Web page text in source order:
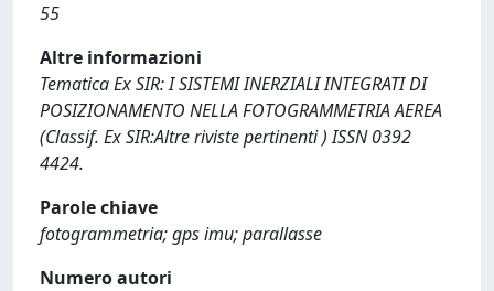
55
Altre informazioni
Tematica Ex SIR: I SISTEMI INERZIALI INTEGRATI DI
POSIZIONAMENTO NELLA FOTOGRAMMETRIA AEREA
(Classif. Ex SIR:Altre riviste pertinenti ) ISSN 0392
4424.
Parole chiave
fotogrammetria; gps imu; parallasse
Numero autori